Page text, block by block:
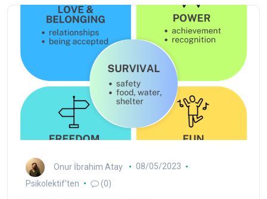
Onur İbrahim Atay
08/05/2023
Psikolektif'ten
(0)